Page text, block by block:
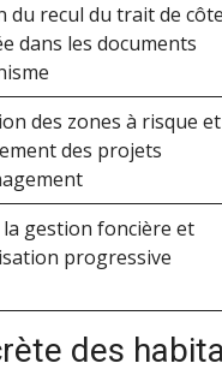
du recul du trait de côte
dans les documents
des zones à risque et
des projets
la gestion foncière et
progressive
des